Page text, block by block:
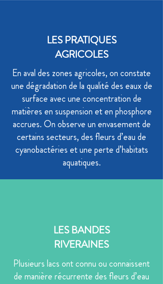
LES PRATIQUES
AGRICOLES
En aval des zones agricoles, on constate
une dégradation de la qualité des eaux de
surface avec une concentration de
matières en suspension et en phosphore
accrues. On observe un envasement de
certains secteurs, des fleurs d’eau de
cyanobactéries et une perte d’habitats
aquatiques.
LES BANDES
RIVERAINES
Plusieurs lacs ont connu ou connaissent
de manière récurrente des fleurs d’eau